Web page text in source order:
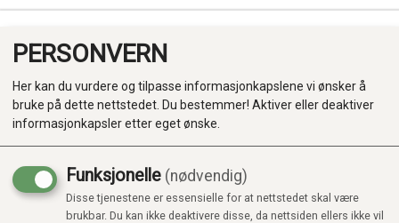
Produkter
Kampanje
PERSONVERN
Her kan du vurdere og tilpasse informasjonkapslene vi ønsker å
bruke på dette nettstedet. Du bestemmer! Aktiver eller deaktiver
informasjonkapsler etter eget ønske.
Funksjonelle (nødvendig)
Disse tjenestene er essensielle for at nettstedet skal være
brukbar. Du kan ikke deaktivere disse, da nettsiden ellers ikke vil